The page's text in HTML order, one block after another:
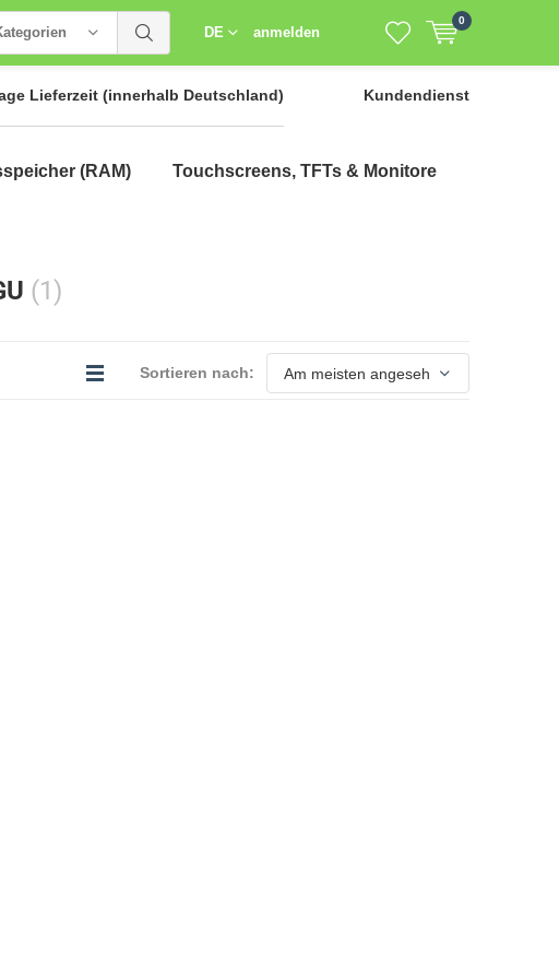
DE anmelden
0
Lieferzeit (innerhalb Deutschland) Kundendienst
(RAM) Touchscreens, TFTs & Monitore
(1)
Sortieren nach: